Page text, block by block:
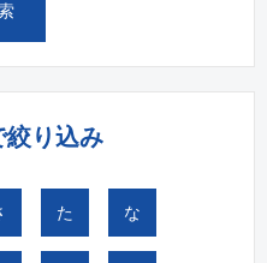
絞り込み
た な